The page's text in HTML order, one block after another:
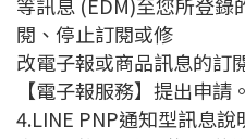
閱、停止訂閱或修
改電子報或商品訊息的訂
【電子報服務】提出申請。
4.LINE PNP通知型訊息說